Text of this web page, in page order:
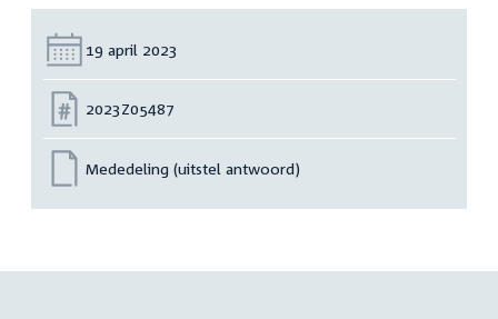
Datum:
19 april 2023
Nummer:
2023Z05487
Mededeling (uitstel antwoord)